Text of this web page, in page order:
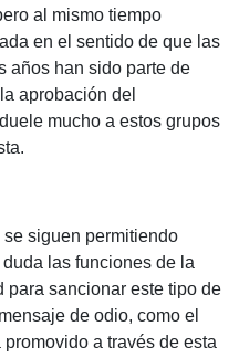
al mismo tiempo
en el sentido de que las
años han sido parte de
aprobación del
mucho a estos grupos
siguen permitiendo
las funciones de la
sancionar este tipo de
de odio, como el
a través de esta